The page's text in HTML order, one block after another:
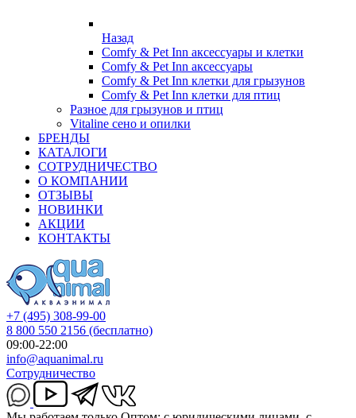
Назад
Comfy & Pet Inn аксессуары и клетки
Comfy & Pet Inn аксессуары
Comfy & Pet Inn клетки для грызунов
Comfy & Pet Inn клетки для птиц
Разное для грызунов и птиц
Vitaline сено и опилки
БРЕНДЫ
КАТАЛОГИ
СОТРУДНИЧЕСТВО
О КОМПАНИИ
ОТЗЫВЫ
НОВИНКИ
АКЦИИ
КОНТАКТЫ
+7 (495) 308-99-00
8 800 550 2156 (бесплатно)
09:00-22:00
info@aquanimal.ru
Сотрудничество